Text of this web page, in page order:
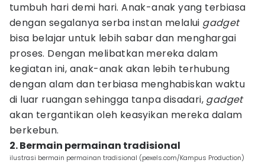
tumbuh hari demi hari. Anak-anak yang terbiasa
dengan segalanya serba instan melalui gadget
bisa belajar untuk lebih sabar dan menghargai
proses. Dengan melibatkan mereka dalam
kegiatan ini, anak-anak akan lebih terhubung
dengan alam dan terbiasa menghabiskan waktu
di luar ruangan sehingga tanpa disadari, gadget
akan tergantikan oleh keasyikan mereka dalam
berkebun.
2. Bermain permainan tradisional
ilustrasi bermain permainan tradisional (pexels.com/Kampus Production)